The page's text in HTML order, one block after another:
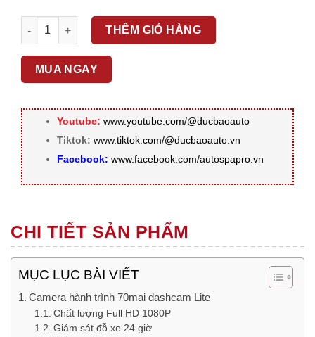
Camera hành trình 70MAI LITE số lượng
THÊM GIỎ HÀNG
MUA NGAY
Youtube: www.youtube.com/@ducbaoauto
Tiktok: www.tiktok.com/@ducbaoauto.vn
Facebook: www.facebook.com/autospapro.vn
CHI TIẾT SẢN PHẨM
MỤC LỤC BÀI VIẾT
Camera hành trình 70mai dashcam Lite
Chất lượng Full HD 1080P
Giám sát đỗ xe 24 giờ